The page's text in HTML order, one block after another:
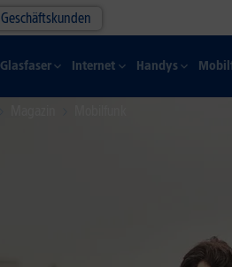
Geschäftskunden
Glasfaser Internet Handys